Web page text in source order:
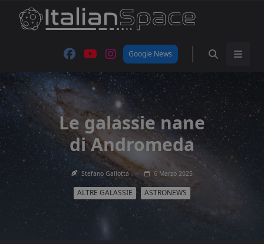
Google News
Le galassie nane
di Andromeda
Stefano Gallotta 6 Marzo 2025
ALTRE GALASSIE ASTRONEWS